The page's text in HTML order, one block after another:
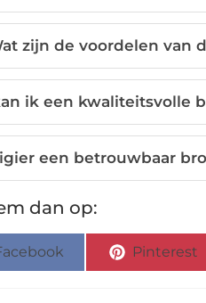
zijn de voordelen van
ik een kwaliteitsvolle
een betrouwbaar
dan op:
Pinterest